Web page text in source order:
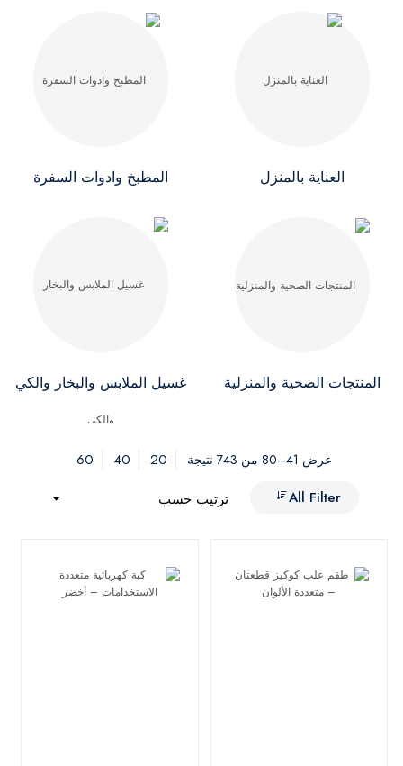
العناية بالمنزل المطبخ وادوات السفرة
المنتجات الصحية والمنزلية غسيل الملابس والبخار والكي
عرض 41–80 من 743 نتيجة 20
40
60
All Filter
ترتيب حسب